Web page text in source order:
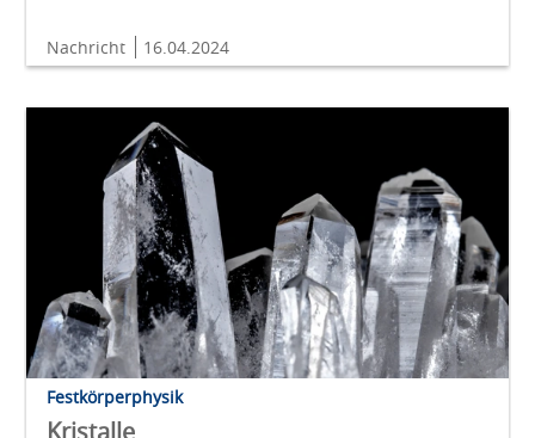
Nachricht 16.04.2024
Festkörperphysik
Kristalle